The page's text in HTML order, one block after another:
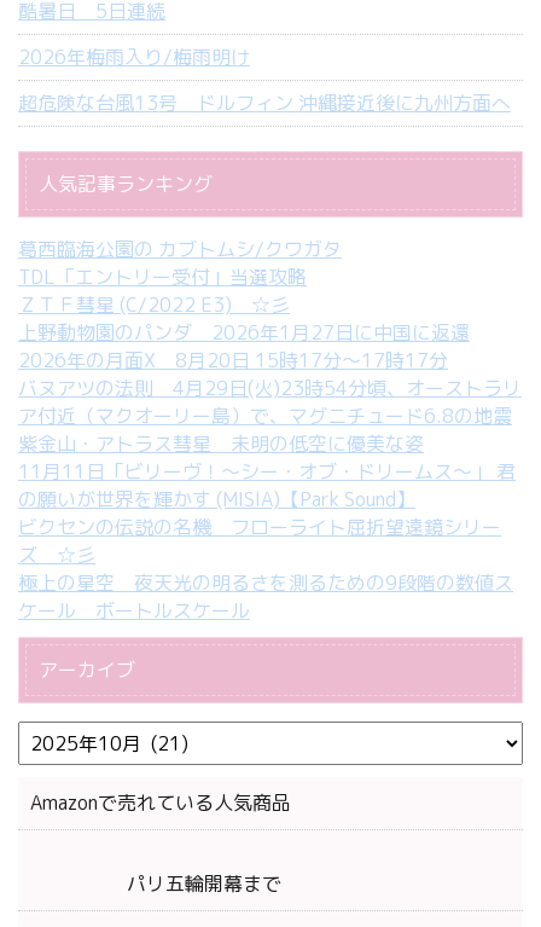
酷暑日 5日連続
2026年梅雨入り/梅雨明け
超危険な台風13号 ドルフィン 沖縄接近後に九州方面へ
人気記事ランキング
葛西臨海公園の カブトムシ/クワガタ
TDL「エントリー受付」当選攻略
ＺＴＦ彗星 (C/2022 E3) ☆彡
上野動物園のパンダ 2026年1月27日に中国に返還
2026年の月面X 8月20日 15時17分～17時17分
バヌアツの法則 4月29日(火)23時54分頃、オーストラリ
ア付近（マクオーリー島）で、マグニチュード6.8の地震
紫金山・アトラス彗星 未明の低空に優美な姿
11月11日「ビリーヴ！～シー・オブ・ドリームス～」 君
の願いが世界を輝かす (MISIA)【Park Sound】
ビクセンの伝説の名機 フローライト屈折望遠鏡シリー
ズ ☆彡
極上の星空 夜天光の明るさを測るための9段階の数値ス
ケール ボートルスケール
アーカイブ
Amazonで売れている人気商品
パリ五輪開幕まで